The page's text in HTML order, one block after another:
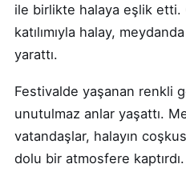
ile birlikte halaya eşlik etti.
katılımıyla halay,
yarattı.
Festivalde yaşanan renkli
unutulmaz anlar yaşattı.
vatandaşlar, halayın
dolu bir atmosfere